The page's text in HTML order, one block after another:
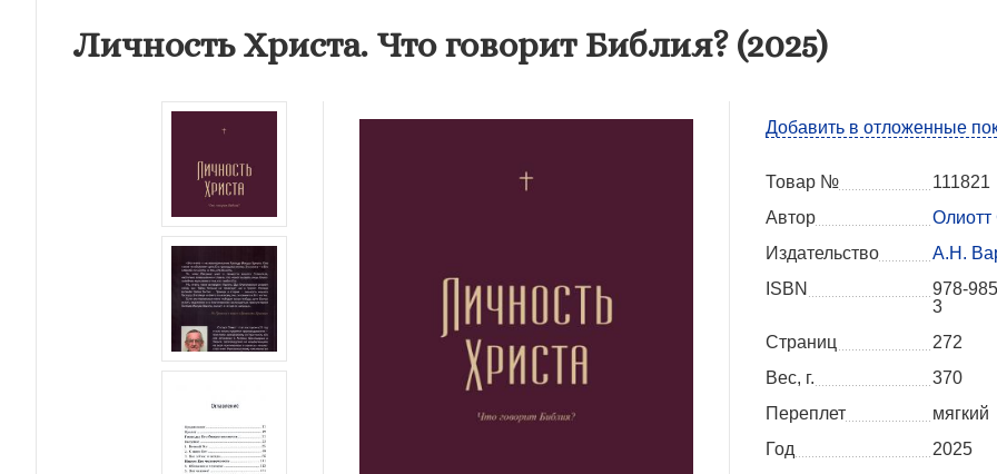
Личность Христа. Что говорит Библия? (2025)
Добавить в отложенные
Товар №
111821
Автор
Олиотт
Издательство
А.Н.
ISBN
978-
3
Страниц
272
Вес, г.
370
Переплет
мягкий
Год
2025